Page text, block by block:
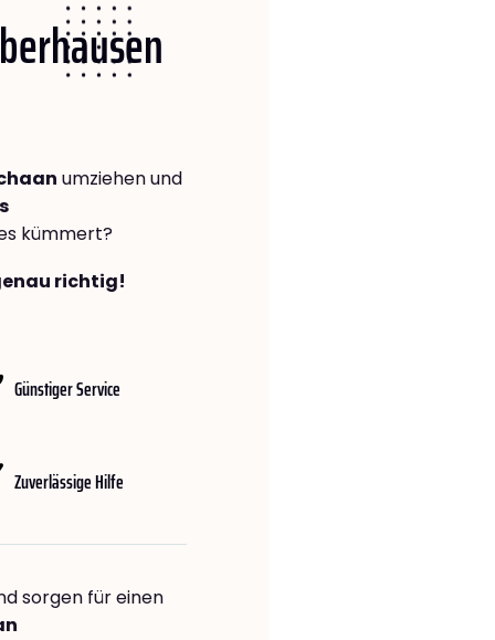
umziehen und
kümmert?
richtig!
Günstiger Service
Zuverlässige Hilfe
sorgen für einen